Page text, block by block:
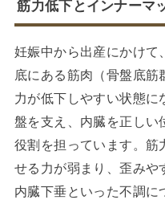
筋力低下とインナーマ
妊娠中から出産にかけて
底にある筋肉（骨盤底
力が低下しやすい状態に
盤を支え、内臓を正しい
役割を担っています。筋
せる力が弱まり、歪みや
内臓下垂といった不調に